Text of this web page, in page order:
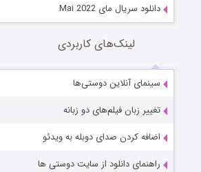
دانلود سریال مای Mai 2022
لینک‌های کاربردی
سینمای آنلاین دوستی‌ها
تغییر زبان فیلم‌های دو زبانه
اضافه کردن صدای دوبله به ویدئو
راهنمای دانلود از سایت دوستی ها